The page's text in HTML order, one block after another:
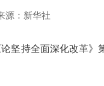
源： 新华社
坚持全面深化改革》